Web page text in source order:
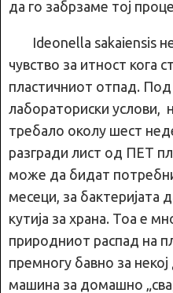
да го забрзаме тој
Ideonella sakaiensis
чувство за итност кога
пластичниот отпад.
лабораториски услови,
требало околу шест
разгради лист од ПЕТ
може да бидат
месеци, за бактеријата
кутија за храна. Тоа е
природниот распад на
премногу бавно за
машина за домашно